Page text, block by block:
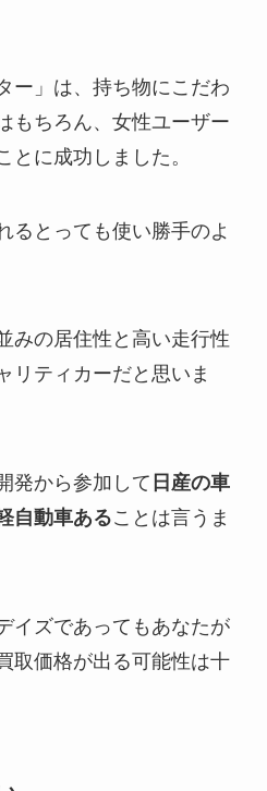
ー」は、持ち物にこだわ
もちろん、女性ユーザー
とに成功しました。
るとっても使い勝手のよ
みの居住性と高い走行性
リティカーだと思いま
発から参加して 日産の車
自動車あることは言うま
イズであってもあなたが
取価格が出る可能性は十